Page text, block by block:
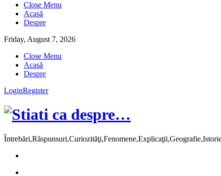
Close Menu
Acasă
Despre
Friday, August 7, 2026
Close Menu
Acasă
Despre
LoginRegister